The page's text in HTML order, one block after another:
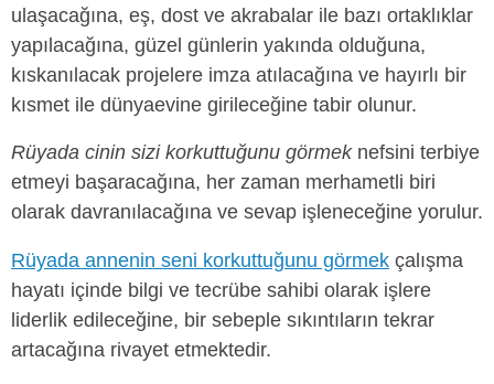
ulaşacağına, eş, dost ve akrabalar ile bazı ortaklıklar
yapılacağına, güzel günlerin yakında olduğuna,
kıskanılacak projelere imza atılacağına ve hayırlı bir
kısmet ile dünyaevine girileceğine tabir olunur.
Rüyada cinin sizi korkuttuğunu görmeknefsini terbiye
etmeyi başaracağına, her zaman merhametli biri
olarak davranılacağına ve sevap işleneceğine yorulur.
Rüyada annenin seni korkuttuğunu görmek çalışma
hayatı içinde bilgi ve tecrübe sahibi olarak işlere
liderlik edileceğine, bir sebeple sıkıntıların tekrar
artacağına rivayet etmektedir.